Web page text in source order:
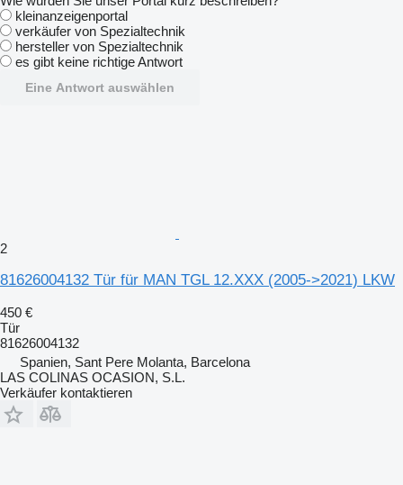
kleinanzeigenportal
verkäufer von Spezialtechnik
hersteller von Spezialtechnik
es gibt keine richtige Antwort
Eine Antwort auswählen
2
81626004132 Tür für MAN TGL 12.XXX (2005->2021) LKW
450 €
Tür
81626004132
Spanien, Sant Pere Molanta, Barcelona
LAS COLINAS OCASION, S.L.
Verkäufer kontaktieren